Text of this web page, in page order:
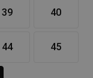
39 40
44 45